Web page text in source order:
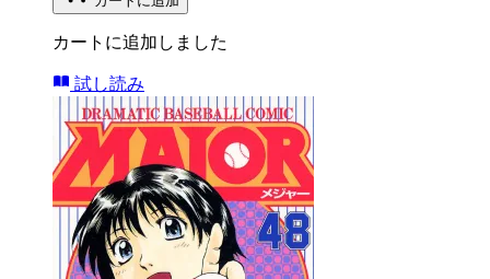
カートに追加しました
試し読み